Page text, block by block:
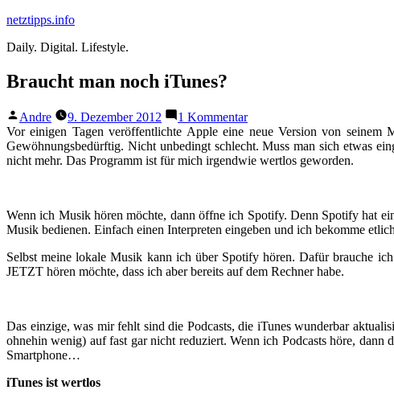
Zum
springen
netztipps.info
Daily. Digital. Lifestyle.
Braucht man noch iTunes?
Veröffentlicht
von
Andre 9. Dezember 2012 1 Kommentarzu
Braucht
man
noch
Vor einigen Tagen veröffentlichte Apple eine neue Version von seinem
Gewöhnungsbedürftig. Nicht unbedingt schlecht. Muss man sich etwas
nicht mehr. Das Programm ist für mich irgendwie wertlos geworden.
Wenn ich Musik hören möchte, dann öffne ich Spotify. Denn Spotify hat
Musik bedienen. Einfach einen Interpreten eingeben und ich bekomme
Selbst meine lokale Musik kann ich über Spotify hören. Dafür brauche
JETZT hören möchte, dass ich aber bereits auf dem Rechner habe.
Das einzige, was mir fehlt sind die Podcasts, die iTunes wunderbar
ohnehin wenig) auf fast gar nicht reduziert. Wenn ich Podcasts höre,
Smartphone…
iTunes ist wertlos